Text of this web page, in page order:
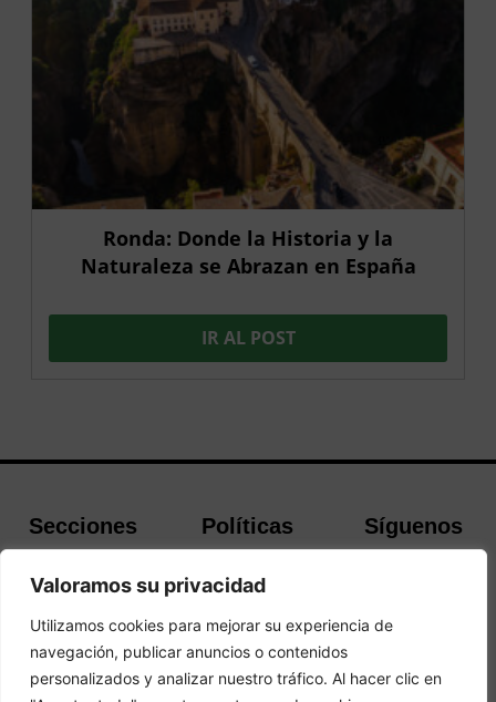
Valoramos su privacidad
Utilizamos cookies para mejorar su experiencia de
navegación, publicar anuncios o contenidos
personalizados y analizar nuestro tráfico. Al hacer clic en
Ronda: Donde la Historia y la
Naturaleza se Abrazan en España
IR AL POST
Secciones
Buscador de
Hoteles
Guías de Viajes
Políticas
cookies
Aviso Legal
Política de
Síguenos